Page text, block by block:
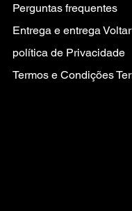
Perguntas frequentes
Entrega e entrega Voltar
política de Privacidade
Termos e Condições